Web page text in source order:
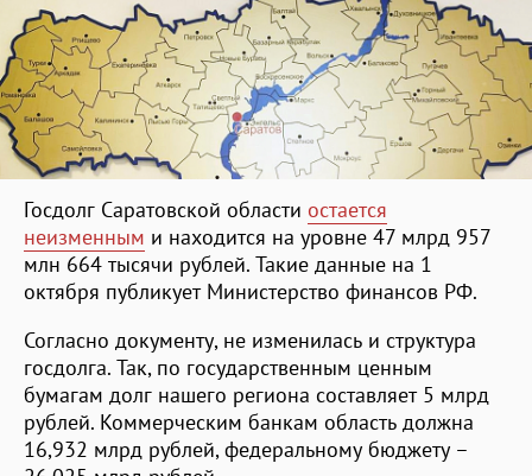
Госдолг Саратовской области остается
неизменным и находится на уровне 47 млрд 957
млн 664 тысячи рублей. Такие данные на 1
октября публикует Министерство финансов РФ.
Согласно документу, не изменилась и структура
госдолга. Так, по государственным ценным
бумагам долг нашего региона составляет 5 млрд
рублей. Коммерческим банкам область должна
16,932 млрд рублей, федеральному бюджету –